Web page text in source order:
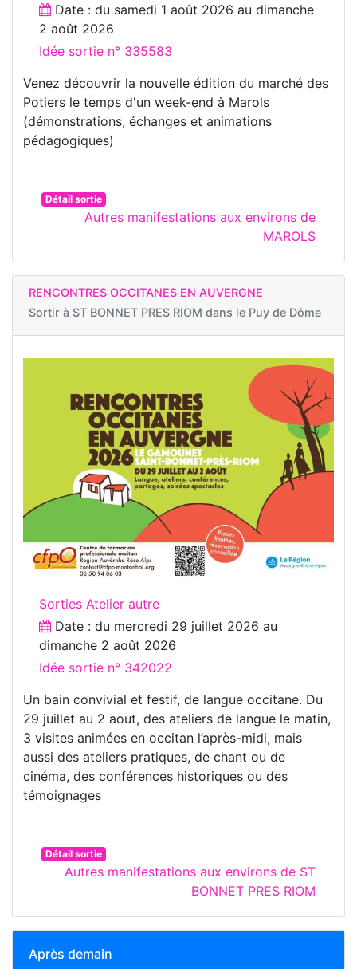
Date : du samedi 1 août 2026 au dimanche
2 août 2026
Idée sortie n° 335583
Venez découvrir la nouvelle édition du marché des
Potiers le temps d'un week-end à Marols
(démonstrations, échanges et animations
pédagogiques)
Détail sortie
Autres manifestations aux environs de
MAROLS
RENCONTRES OCCITANES EN AUVERGNE
Sortir à ST BONNET PRES RIOM dans le Puy de Dôme
Sorties Atelier autre
Date : du mercredi 29 juillet 2026 au
dimanche 2 août 2026
Idée sortie n° 342022
Un bain convivial et festif, de langue occitane. Du
29 juillet au 2 aout, des ateliers de langue le matin,
3 visites animées en occitan l’après-midi, mais
aussi des ateliers pratiques, de chant ou de
cinéma, des conférences historiques ou des
témoignages
Détail sortie
Autres manifestations aux environs de ST
BONNET PRES RIOM
Après demain